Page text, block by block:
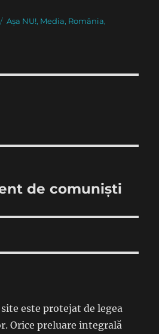
Categories
Așa NU!, Media, România,
de comuniști
este protejat de legea
Orice preluare integrală